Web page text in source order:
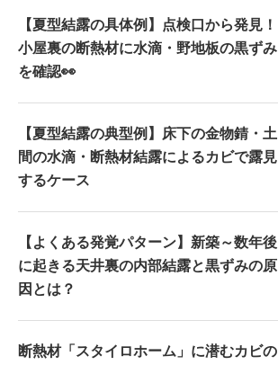
【夏型結露の具体例】点検口から発見！
小屋裏の断熱材に水滴・野地板の黒ずみ
を確認👀
【夏型結露の典型例】床下の金物錆・土
間の水滴・断熱材結露によるカビで露見
するケース
【よくある発覚パターン】新築～数年後
に起きる天井裏の内部結露と黒ずみの原
因とは？
断熱材「スタイロホーム」に潜むカビの